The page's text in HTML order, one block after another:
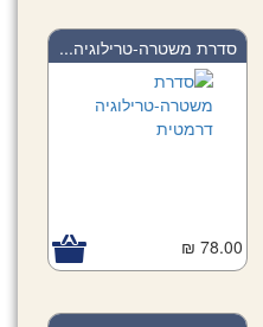
סדרת משטרה-טרילוגיה...
78.00 ₪